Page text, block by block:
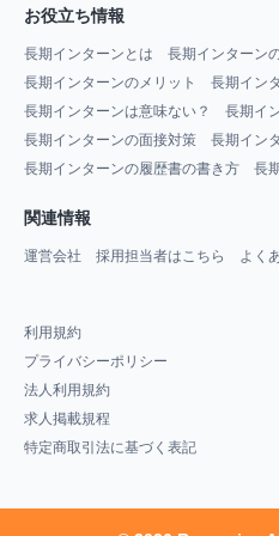
お役立ち情報
長期インターンとは
長期インターン
長期インターンのメリット
長期イン
長期インターンは意味ない？
長期イ
長期インターンの面接対策
長期イン
長期インターンの履歴書の書き方
長
関連情報
運営会社 採用担当者はこちら よく
利用規約
プライバシーポリシー
法人利用規約
求人掲載規程
特定商取引法に基づく表記